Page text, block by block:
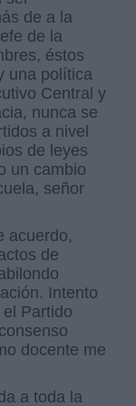
de a la
de la
éstos
una política
Central y
nunca se
a nivel
de leyes
un cambio
señor
acuerdo,
de
Intento
Partido
docente me
a toda la